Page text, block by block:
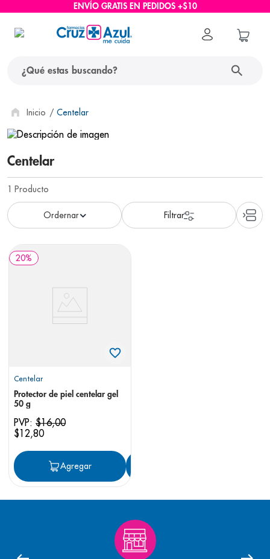
ENVÍO GRATIS EN PEDIDOS +$10
Centelar
Centelar
1 Producto
20%
Centelar
Protector de piel centelar gel
50 g
PVP: $16,00
$12,80
Agregar
términos más buscados
1. protector solar
2. pañales
3. eucerin
4. cerave
nivea
6. bioderma
7.
pediasure
panolini